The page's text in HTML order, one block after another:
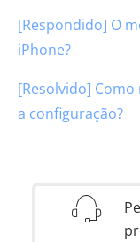
[Respondido] O
iPhone?
[Resolvido]
a configuração?